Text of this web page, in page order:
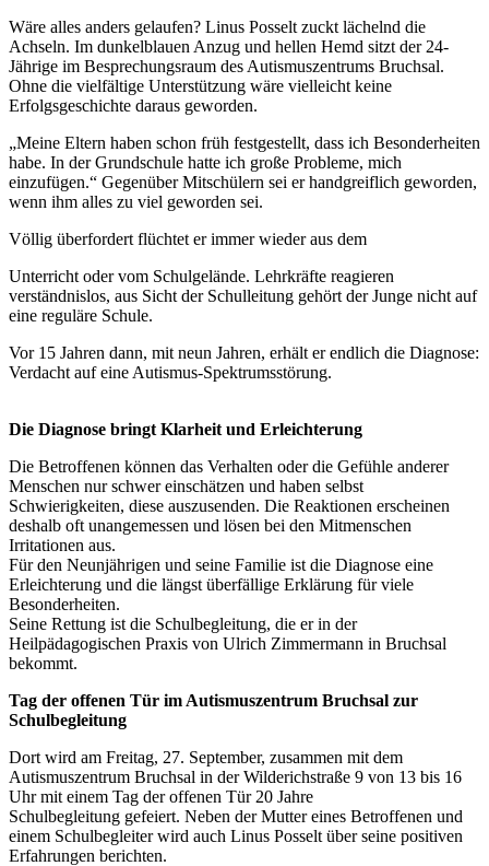
Wäre alles anders gelaufen? Linus Posselt zuckt lächelnd die
Achseln. Im dunkelblauen Anzug und hellen Hemd sitzt der 24-
Jährige im Besprechungsraum des Autismuszentrums Bruchsal.
Ohne die vielfältige Unterstützung wäre vielleicht keine
Erfolgsgeschichte daraus geworden.
„Meine Eltern haben schon früh festgestellt, dass ich Besonderheiten
habe. In der Grundschule hatte ich große Probleme, mich
einzufügen.“ Gegenüber Mitschülern sei er handgreiflich geworden,
wenn ihm alles zu viel geworden sei.
Völlig überfordert flüchtet er immer wieder aus dem
Unterricht oder vom Schulgelände. Lehrkräfte reagieren
verständnislos, aus Sicht der Schulleitung gehört der Junge nicht auf
eine reguläre Schule.
Vor 15 Jahren dann, mit neun Jahren, erhält er endlich die Diagnose:
Verdacht auf eine Autismus-Spektrumsstörung.
Die Diagnose bringt Klarheit und Erleichterung
Die Betroffenen können das Verhalten oder die Gefühle anderer
Menschen nur schwer einschätzen und haben selbst
Schwierigkeiten, diese auszusenden. Die Reaktionen erscheinen
deshalb oft unangemessen und lösen bei den Mitmenschen
Irritationen aus.
Für den Neunjährigen und seine Familie ist die Diagnose eine
Erleichterung und die längst überfällige Erklärung für viele
Besonderheiten.
Seine Rettung ist die Schulbegleitung, die er in der
Heilpädagogischen Praxis von Ulrich Zimmermann in Bruchsal
bekommt.
Tag der offenen Tür im Autismuszentrum Bruchsal zur
Schulbegleitung
Dort wird am Freitag, 27. September, zusammen mit dem
Autismuszentrum Bruchsal in der Wilderichstraße 9 von 13 bis 16
Uhr mit einem Tag der offenen Tür 20 Jahre
Schulbegleitung gefeiert. Neben der Mutter eines Betroffenen und
einem Schulbegleiter wird auch Linus Posselt über seine positiven
Erfahrungen berichten.